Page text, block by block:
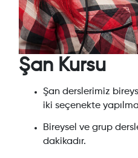
Şan Kursu
Şan derslerimiz
iki seçenekte
Bireysel ve grup
dakikadır.